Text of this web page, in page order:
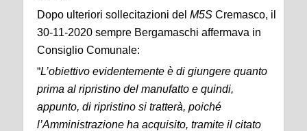
Dopo ulteriori sollecitazioni del M5S Cremasco, il
30-11-2020 sempre Bergamaschi affermava in
Consiglio Comunale:
“L’obiettivo evidentemente è di giungere quanto
prima al ripristino del manufatto e quindi,
appunto, di ripristino si tratterà, poiché
l’Amministrazione ha acquisito, tramite il citato